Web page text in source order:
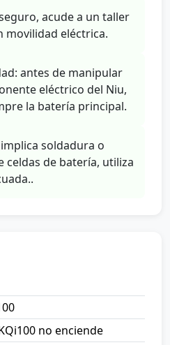
acude a un taller
movilidad eléctrica.
antes de manipular
eléctrico del Niu,
la batería principal.
soldadura o
celdas de batería, utiliza
no enciende